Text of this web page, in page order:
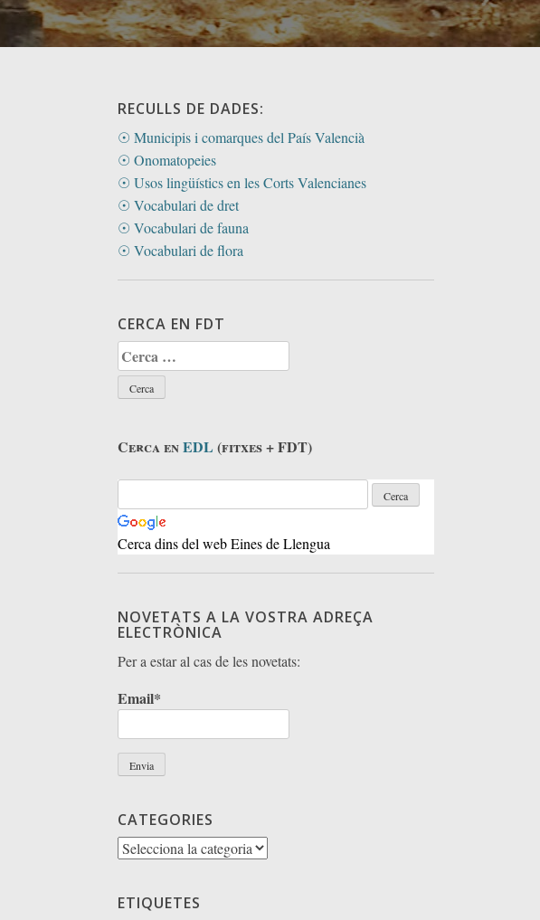
RECULLS DE DADES:
☉ Municipis i comarques del País Valencià
☉ Onomatopeies
☉ Usos lingüístics en les Corts Valencianes
☉ Vocabulari de dret
☉ Vocabulari de fauna
☉ Vocabulari de flora
CERCA EN FDT
Cerca:
Cerca enEDL (fitxes + FDT)
Cerca dins del web Eines de Llengua
NOVETATS A LA VOSTRA ADREÇA
ELECTRÒNICA
Per a estar al cas de les novetats:
Email*
CATEGORIES
Categories
ETIQUETES